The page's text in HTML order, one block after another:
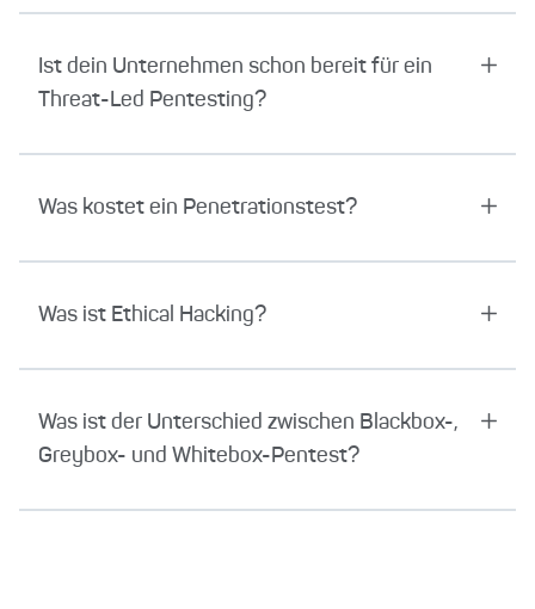
Ist dein Unternehmen schon bereit für ein
Threat-Led Pentesting?
Was kostet ein Penetrationstest?
Was ist Ethical Hacking?
Was ist der Unterschied zwischen Blackbox-,
Greybox- und Whitebox-Pentest?